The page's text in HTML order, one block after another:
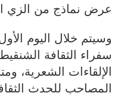
عرض نماذج من الزي
وسيتم خلال اليوم
سفراء الثقافة
الإلقاءات الشعرية،
المصاحب للحدث